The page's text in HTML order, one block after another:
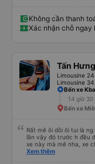
thì không thấy tài xế
Không cần thanh
Xác nhận chỗ ngay
Tấn
Limousine
Limousine
Bến xe
14 giờ 30
Bến xe
Rất mê ôi dồi ôi tui là
lần vậy đó trước h đều
xe này mà mê nha, xe
tui say liền à mà đi xe
Xem thêm